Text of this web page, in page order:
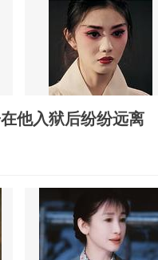
他入狱后纷纷远离